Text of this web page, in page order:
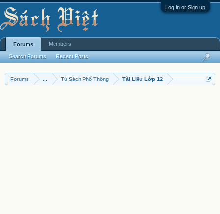
Log in or Sign up
Forums Tủ Sách Phổ Thông Tài Liệu Lớp 12
Forums
Search Forums Recent Posts
Members